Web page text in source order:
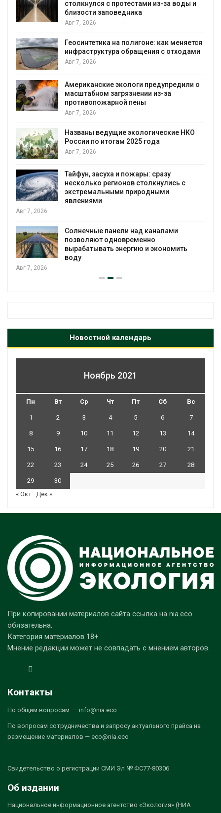
столкнулся с протестами из-за воды и
близости заповедника
Авг 7, 2026
Геосинтетика на полигоне: как меняется
инфраструктура обращения с отходами
Авг 7, 2026
Американские экологи предупредили о
масштабном загрязнении из-за
противопожарной пены
Авг 7, 2026
Названы ведущие экологические НКО
России по итогам 2025 года
Авг 7, 2026
Тайфун, засуха и пожары: сразу
несколько регионов столкнулись с
экстремальными природными
явлениями
Авг 7, 2026
Солнечные панели над каналами
позволяют одновременно
вырабатывать энергию и экономить
воду
Авг 7, 2026
Новостной календарь
Ноябрь 2021
Пн Вт Ср Чт Пт Сб Вс
1 2 3 4 5 6 7
8 9 10 11 12 13 14
15 16 17 18 19 20 21
22 23 24 25 26 27 28
29
30
« Окт Дек »
При копировании материалов сайта ссылка на nia.eco
обязательна.
Категория материалов 18+
Мнение редакции может не совпадать с мнением авторов.
Контакты
По общим вопросам — info@nia.eco
По вопросам сотрудничества и запросу актуального прайса на
размещение материалов — eco@nia.eco
Свидетельство о регистрации СМИ Эл № ФС77-80306
Об издании
Национальное информационное агентство «Экология» (НИА